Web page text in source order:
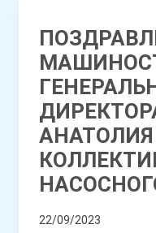
22/09/2023